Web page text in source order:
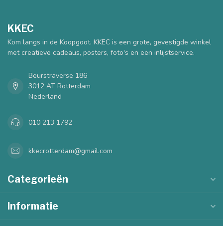
KKEC
Kom langs in de Koopgoot. KKEC is een grote, gevestigde winkel
met creatieve cadeaus, posters, foto's en een inlijstservice.
Beurstraverse 186
3012 AT Rotterdam
Nederland
010 213 1792
kkecrotterdam@gmail.com
Categorieën
Informatie